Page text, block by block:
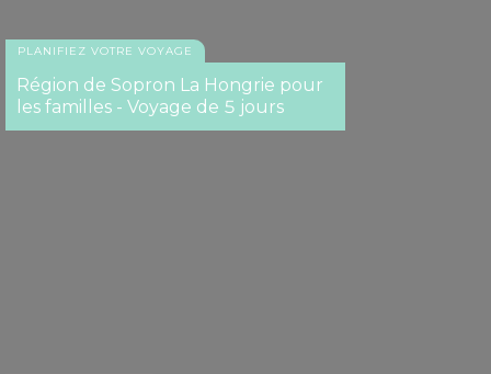
PLANIFIEZ VOTRE VOYAGE
Région de Sopron La Hongrie pour
les familles - Voyage de 5 jours